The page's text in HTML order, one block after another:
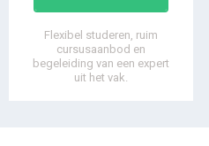
Flexibel studeren, ruim
cursusaanbod en
begeleiding van een expert
uit het vak.